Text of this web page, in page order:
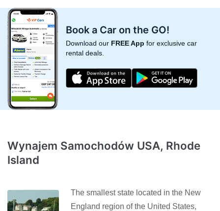
Book a Car on the GO!
Download our FREE App for exclusive car
rental deals.
Wynajem Samochodów USA, Rhode
Island
The smallest state located in the New
England region of the United States,